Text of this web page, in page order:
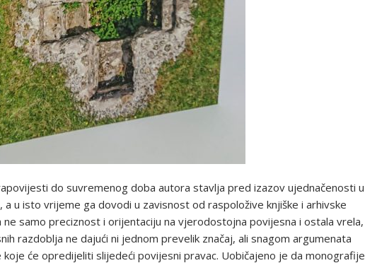
do suvremenog doba autora stavlja pred izazov ujednačenosti u
u isto vrijeme ga dovodi u zavisnost od raspoložive knjiške i arhivske
samo preciznost i orijentaciju na vjerodostojna povijesna i ostala vrela,
razdoblja ne dajući ni jednom prevelik značaj, ali snagom argumenata
će opredijeliti slijedeći povijesni pravac. Uobičajeno je da monografije